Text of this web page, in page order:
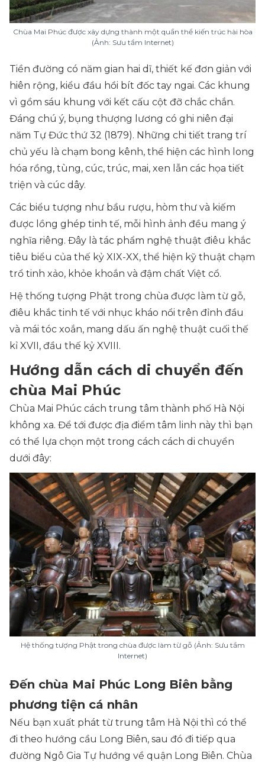
Chùa Mai Phúc được xây dựng thành một quần thể kiến trúc hài hòa
(Ảnh: Sưu tầm Internet)
Tiền đường có năm gian hai dĩ, thiết kế đơn giản với
hiên rộng, kiểu đầu hồi bít đốc tay ngai. Các khung
vì gồm sáu khung với kết cấu cột đỡ chắc chắn.
Đáng chú ý, bụng thượng lương có ghi niên đại
năm Tự Đức thứ 32 (1879). Những chi tiết trang trí
chủ yếu là chạm bong kênh, thể hiện các hình long
hóa rồng, tùng, cúc, trúc, mai, xen lẫn các họa tiết
triện và cúc dây.
Các biểu tượng như bầu rượu, hòm thư và kiếm
được lồng ghép tinh tế, mỗi hình ảnh đều mang ý
nghĩa riêng. Đây là tác phẩm nghệ thuật điêu khắc
tiêu biểu của thế kỷ XIX-XX, thể hiện kỹ thuật chạm
trổ tinh xảo, khỏe khoắn và đậm chất Việt cổ.
Hệ thống tượng Phật trong chùa được làm từ gỗ,
điêu khắc tinh tế với nhục kháo nổi trên đỉnh đầu
và mái tóc xoắn, mang dấu ấn nghệ thuật cuối thế
kỉ XVII, đầu thế kỷ XVIII.
Hướng dẫn cách di chuyển đến
chùa Mai Phúc
Chùa Mai Phúc cách trung tâm thành phố Hà Nội
không xa. Để tới được địa điểm tâm linh này thì bạn
có thể lựa chọn một trong cách cách di chuyển
dưới đây:
Hệ thống tượng Phật trong chùa được làm từ gỗ (Ảnh: Sưu tầm
Internet)
Đến chùa Mai Phúc Long Biên bằng
phương tiện cá nhân
Nếu bạn xuất phát từ trung tâm Hà Nội thì có thể
đi theo hướng cầu Long Biên, sau đó đi tiếp qua
đường Ngô Gia Tự hướng về quận Long Biên. Chùa